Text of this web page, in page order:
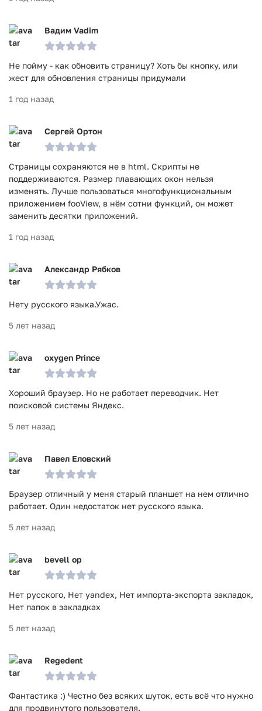
Вадим Vadim
Не пойму - как обновить страницу? Хоть бы кнопку, или
жест для обновления страницы придумали
1 год назад
Сергей Ортон
Страницы сохраняются не в html. Скрипты не
поддерживаются. Размер плавающих окон нельзя
изменять. Лучше пользоваться многофункциональным
приложением fooView, в нём сотни функций, он может
заменить десятки приложений.
1 год назад
Александр Рябков
Нету русского языка.Ужас.
5 лет назад
oxygen Prince
Хороший браузер. Но не работает переводчик. Нет
поисковой системы Яндекс.
5 лет назад
Павел Еловский
Браузер отличный у меня старый планшет на нем отлично
работает. Один недостаток нет русского языка.
5 лет назад
bevell op
Нет русского, Нет yandex, Нет импорта-экспорта закладок,
Нет папок в закладках
5 лет назад
Regedent
Фантастика :) Честно без всяких шуток, есть всё что нужно
для продвинутого пользователя.